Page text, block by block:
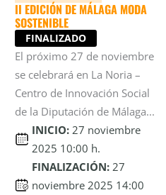
II EDICIÓN DE MÁLAGA MODA
SOSTENIBLE
FINALIZADO
El próximo 27 de noviembre
se celebrará en La Noria –
Centro de Innovación Social
de la Diputación de Málaga...
INICIO: 27 noviembre
2025 10:00 h.
FINALIZACIÓN: 27
noviembre 2025 14:00